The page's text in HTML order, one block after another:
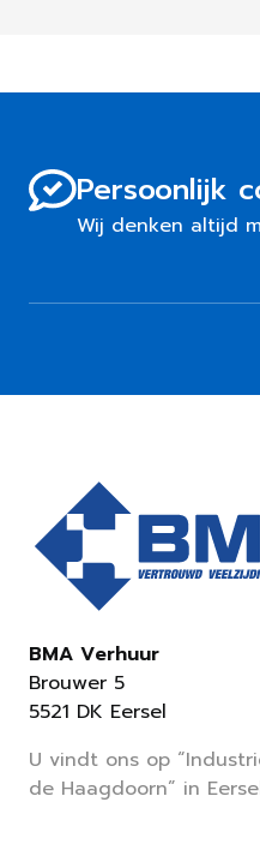
Persoonlijk
Wij denken altijd
BMA Verhuur
Brouwer 5
5521 DK Eersel
U vindt ons op
de Haagdoorn” in